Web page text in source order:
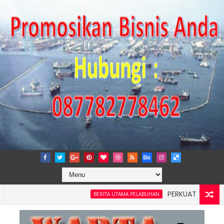
BERITA UTAMA PELABUHAN
PERKUAT TATA KELOLA
4: Pelindo Jasa Maritim Dengar Keluhan dan Kebutuhan